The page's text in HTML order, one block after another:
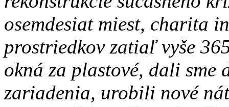
osemdesiat miest, charita
prostriedkov zatiaľ vyše
okná za plastové, dali sme
zariadenia, urobili nové